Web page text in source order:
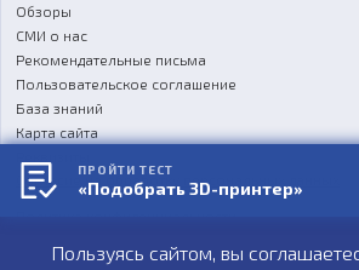
Обзоры
СМИ о нас
Рекомендательные письма
Пользовательское соглашение
База знаний
Карта сайта
Согласие на обработку персональных данных
Публичная оферта
Пользуясь сайтом, вы
ПРОЙТИ ТЕСТ
«Подобрать 3D-принтер»